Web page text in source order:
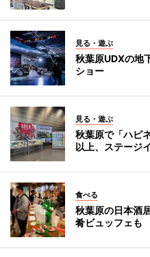
見る・遊ぶ
秋葉原UDXの地
ショー
見る・遊ぶ
秋葉原で「ハピ
以上、ステージ
食べる
秋葉原の日本酒
肴ビュッフェも